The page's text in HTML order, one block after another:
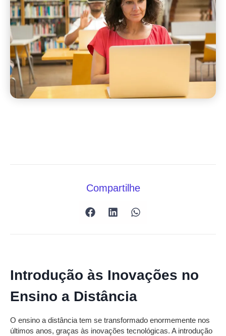
Compartilhe
Introdução às Inovações no
Ensino a Distância
O ensino a distância tem se transformado enormemente nos
últimos anos, graças às inovações tecnológicas. A introdução